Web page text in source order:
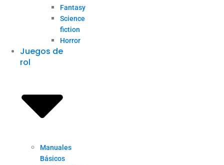
Fantasy
Science
fiction
Horror
Juegos de
rol
Manuales
Básicos